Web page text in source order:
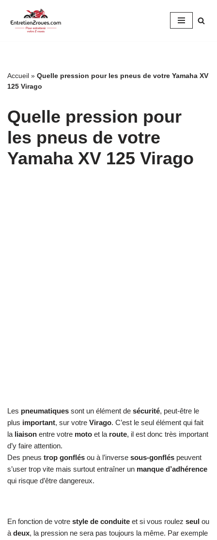
Aller
Accueil » Quelle pression pour les pneus de votre Yamaha XV
125 Virago
Quelle pression pour
les pneus de votre
Yamaha XV 125 Virago
Les pneumatiques sont un élément de sécurité, peut-être le
plus important, sur votre Virago. C’est le seul élément qui fait
la liaison entre votre moto et la route, il est donc très important
d’y faire attention.
Des pneus trop gonflés ou à l’inverse sous-gonflés peuvent
s’user trop vite mais surtout entraîner un manque d’adhérence
qui risque d’être dangereux.
En fonction de votre style de conduite et si vous roulez seul ou
à deux, la pression ne sera pas toujours la même. Par exemple